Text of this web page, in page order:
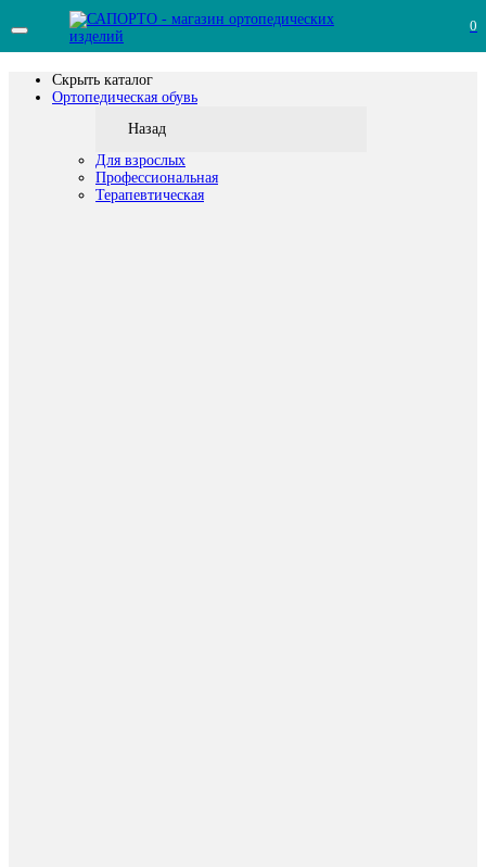
Скрыть каталог
Ортопедическая обувь
Назад
Для взрослых
Профессиональная
Терапевтическая
0